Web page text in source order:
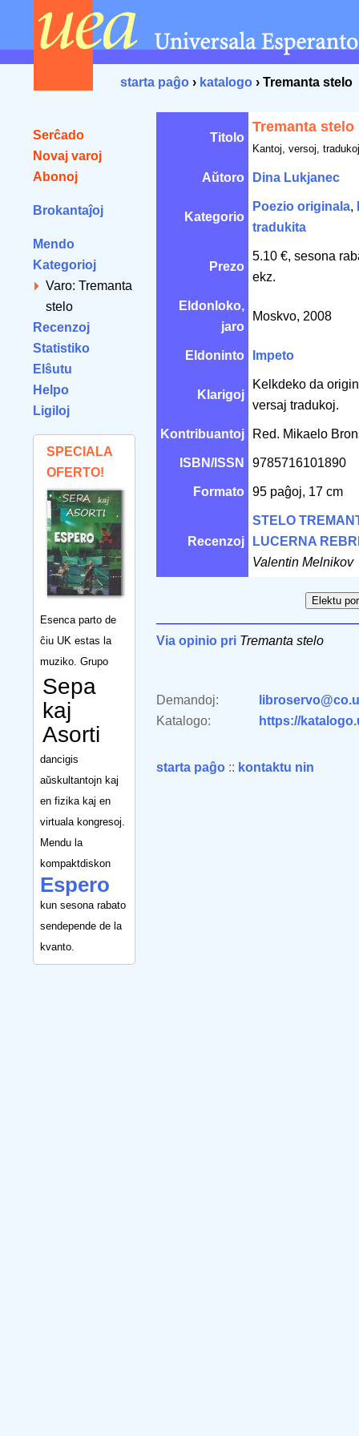
starta paĝo › katalogo › Tremanta stelo
Serĉado
Novaj varoj
Abonoj
Brokantaĵoj
Mendo
Kategorioj
Varo: Tremanta
stelo
Recenzoj
Statistiko
Elŝutu
Helpo
Ligiloj
SPECIALA
OFERTO!
Esenca parto de
ĉiu UK estas la
muziko. Grupo
Sepa
kaj
Asorti
dancigis
aŭskultantojn kaj
en fizika kaj en
virtuala kongresoj.
Mendu la
kompaktdiskon
Espero
kun sesona rabato
sendepende de la
kvanto.
Titolo
Tremanta stelo
Kantoj, versoj, tradukoj
Aŭtoro Dina Lukjanec
Kategorio
Poezio originala,
tradukita
Prezo
5.10 €, sesona
ekz.
Eldonloko,
jaro
Moskvo, 2008
Eldoninto Impeto
Klarigoj
Kelkdeko da
versaj tradukoj.
Kontribuantoj Red. Mikaelo
ISBN/ISSN 9785716101890
Formato 95 paĝoj, 17 cm
Recenzoj
STELO
LUCERNA
Valentin Melnikov
Via opinio pri Tremanta stelo
Demandoj:
Katalogo:
https://
starta paĝo :: kontaktu nin